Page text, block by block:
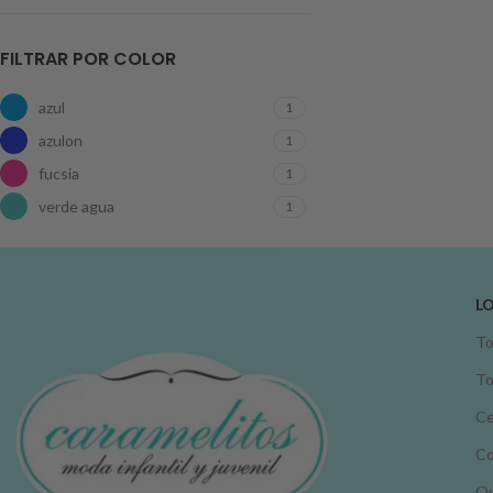
FILTRAR POR COLOR
azul 1
azulon 1
fucsia 1
verde agua 1